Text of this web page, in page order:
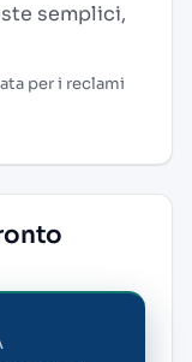
semplici,
per i reclami